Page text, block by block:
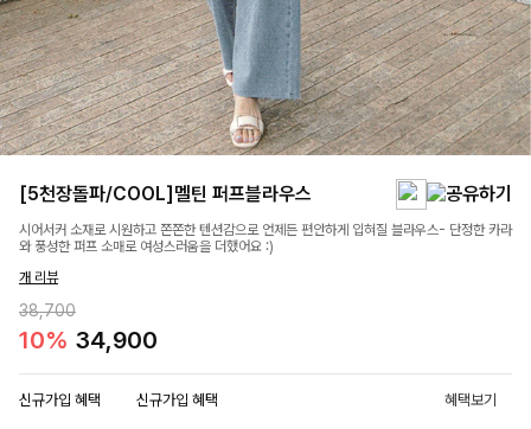
[5천장돌파/COOL]멜틴 퍼프블라우스
시어서커 소재로 시원하고 쫀쫀한 텐션감으로 언제든 편안하게 입혀질 블라우스- 단정한 카라
와 풍성한 퍼프 소매로 여성스러움을 더했어요 :)
개 리뷰
38,700
10% 34,900
신규가입 혜택 신규가입 혜택 혜택보기